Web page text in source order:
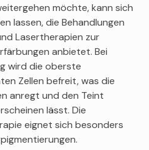
möchte, kann sich
lassen, die Behandlungen
Lasertherapien zur
anbietet. Bei
wird die oberste
Zellen befreit, was die
anregt und den Teint
lässt. Die
eignet sich besonders